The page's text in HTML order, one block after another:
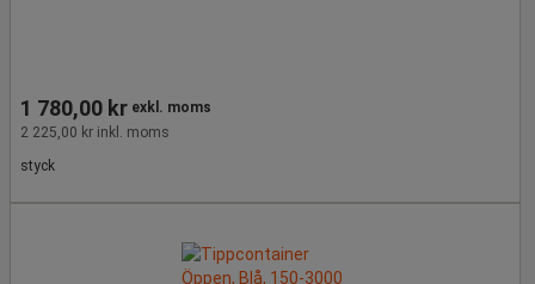
1 780,00 kr exkl. moms
2 225,00 kr inkl. moms
styck